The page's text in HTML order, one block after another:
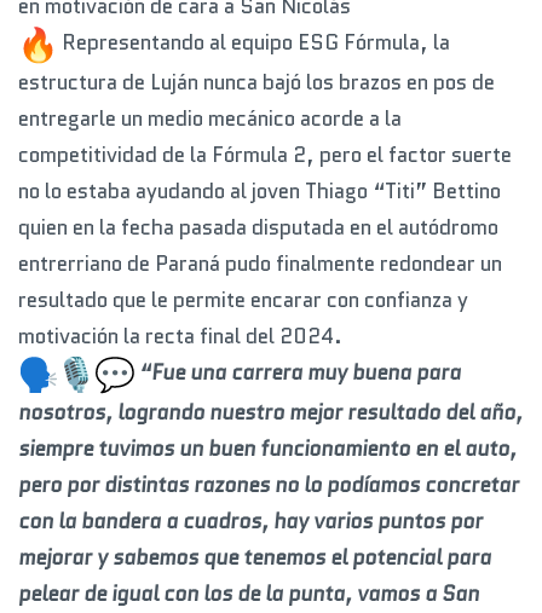
en motivación de cara a San Nicolás
Representando al equipo ESG Fórmula, la
estructura de Luján nunca bajó los brazos en pos de
entregarle un medio mecánico acorde a la
competitividad de la Fórmula 2, pero el factor suerte
no lo estaba ayudando al joven Thiago “Titi” Bettino
quien en la fecha pasada disputada en el autódromo
entrerriano de Paraná pudo finalmente redondear un
resultado que le permite encarar con confianza y
motivación la recta final del 2024.
“Fue una carrera muy buena para
nosotros, logrando nuestro mejor resultado del año,
siempre tuvimos un buen funcionamiento en el auto,
pero por distintas razones no lo podíamos concretar
con la bandera a cuadros, hay varios puntos por
mejorar y sabemos que tenemos el potencial para
pelear de igual con los de la punta, vamos a San